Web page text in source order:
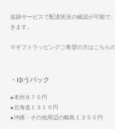
追跡サービスで配達状況の確認が可能で
きます。
※ギフトラッピングご希望の方はこちら
・ゆうパック
●本州８７０円
●北海道１３１０円
●沖縄・その他周辺の離島１３５０円